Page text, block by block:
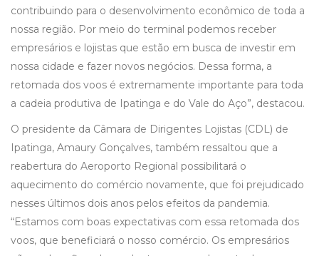
contribuindo para o desenvolvimento econômico de toda a
nossa região. Por meio do terminal podemos receber
empresários e lojistas que estão em busca de investir em
nossa cidade e fazer novos negócios. Dessa forma, a
retomada dos voos é extremamente importante para toda
a cadeia produtiva de Ipatinga e do Vale do Aço”, destacou.
O presidente da Câmara de Dirigentes Lojistas (CDL) de
Ipatinga, Amaury Gonçalves, também ressaltou que a
reabertura do Aeroporto Regional possibilitará o
aquecimento do comércio novamente, que foi prejudicado
nesses últimos dois anos pelos efeitos da pandemia.
“Estamos com boas expectativas com essa retomada dos
voos, que beneficiará o nosso comércio. Os empresários